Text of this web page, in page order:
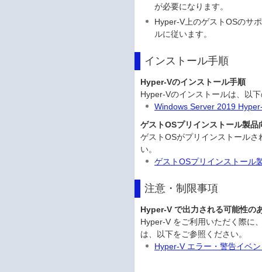
が必要になります。
Hyper-V上のゲストOSのサ
ルに従います。
インストール手順
Hyper-Vのインストール手順
Hyper-Vのインストールは、以
Windows Server 2019
ゲストOSプリインストール製
ゲストOSがプリインストール
い。
ゲストOSプリインストール
注意・制限事項
Hyper-V で出力される可能性の
Hyper-V をご利用いただく際に
は、以下をご参照ください。
Hyper-V エラー・警告イベ